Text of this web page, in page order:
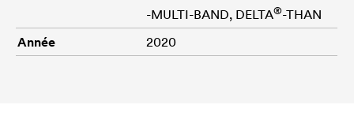
-MULTI-BAND, DELTA®-THAN
Année
2020